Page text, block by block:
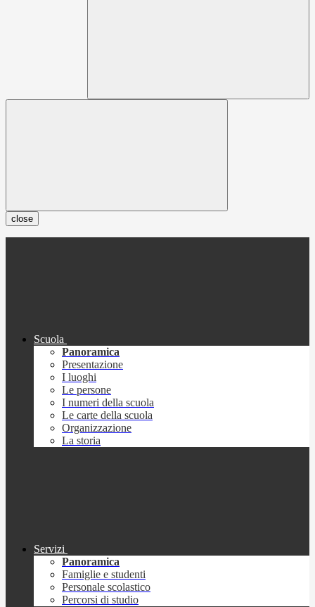
close
Scuola
Panoramica
Presentazione
I luoghi
Le persone
I numeri della scuola
Le carte della scuola
Organizzazione
La storia
Servizi
Panoramica
Famiglie e studenti
Personale scolastico
Percorsi di studio